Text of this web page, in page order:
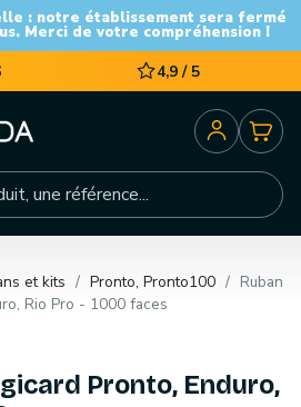
: notre établissement sera fermé
Merci de votre compréhension !
4,9 / 5
et kits Pronto, Pronto100
Ruban
Rio Pro - 1000 faces
Pronto, Enduro,